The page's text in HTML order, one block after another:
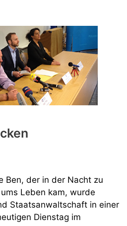
Ben, der in der Nacht zu
Leben kam, wurde
Staatsanwaltschaft in einer
Dienstag im